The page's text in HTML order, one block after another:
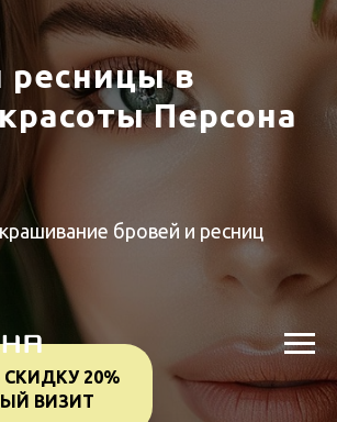
ресницы в
Персона
бровей и ресниц
20%
ВИЗИТ